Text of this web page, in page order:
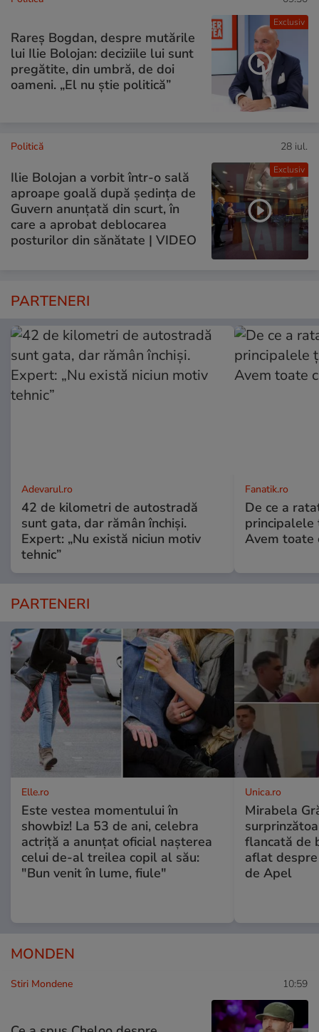
Exclusiv
Rareș Bogdan, despre mutările
lui Ilie Bolojan: deciziile lui sunt
pregătite, din umbră, de doi
oameni. „El nu știe politică”
Exclusiv
Politică 28 iul.
Ilie Bolojan a vorbit într-o sală
aproape goală după ședința de
Guvern anunțată din scurt, în
care a aprobat deblocarea
posturilor din sănătate | VIDEO
PARTENERI
Adevarul.ro
42 de kilometri de autostradă
sunt gata, dar rămân închiși.
Expert: „Nu există niciun motiv
tehnic”
Fanatik.ro
De ce a
principalele
Avem toate
PARTENERI
Elle.ro
Este vestea momentului în
showbiz! La 53 de ani, celebra
actriță a anunțat oficial nașterea
celui de-al treilea copil al său:
"Bun venit în lume, fiule"
Unica.ro
Mirabela
flancată de
aflat
de Apel
MONDEN
Stiri Mondene 10:59